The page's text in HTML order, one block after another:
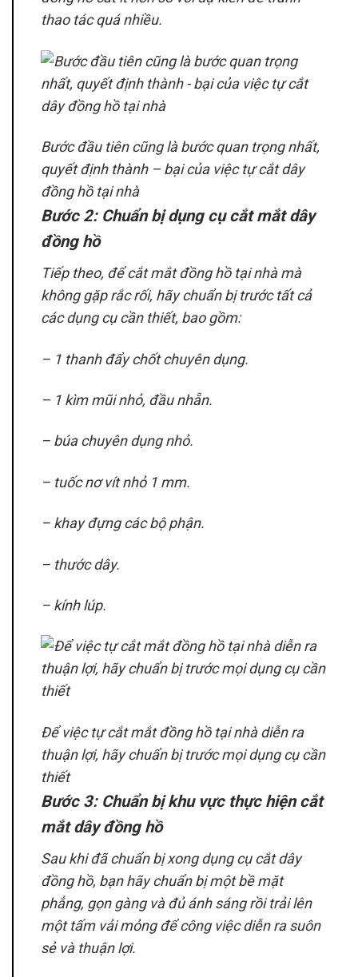
thao tác quá nhiều.
Bước đầu tiên cũng là bước quan trọng nhất,
quyết định thành – bại của việc tự cắt dây
đồng hồ tại nhà
Bước 2: Chuẩn bị dụng cụ cắt mắt dây
đồng hồ
Tiếp theo, để cắt mắt đồng hồ tại nhà mà
không gặp rắc rối, hãy chuẩn bị trước tất cả
các dụng cụ cần thiết, bao gồm:
– 1 thanh đẩy chốt chuyên dụng.
– 1 kìm mũi nhỏ, đầu nhẵn.
– búa chuyên dụng nhỏ.
– tuốc nơ vít nhỏ 1 mm.
– khay đựng các bộ phận.
– thước dây.
– kính lúp.
Để việc tự cắt mắt đồng hồ tại nhà diễn ra
thuận lợi, hãy chuẩn bị trước mọi dụng cụ cần
thiết
Bước 3: Chuẩn bị khu vực thực hiện cắt
mắt dây đồng hồ
Sau khi đã chuẩn bị xong dụng cụ cắt dây
đồng hồ, bạn hãy chuẩn bị một bề mặt
phẳng, gọn gàng và đủ ánh sáng rồi trải lên
một tấm vải mỏng để công việc diễn ra suôn
sẻ và thuận lợi.